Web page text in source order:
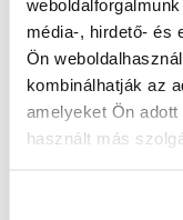
média-, hirdető- és
Ön
kombinálhatják az
amelyeket Ön
használt más
Csak regisztrált
megvásárolták ezt a
az összes értékelés
pozitív és negatív
Értékelések